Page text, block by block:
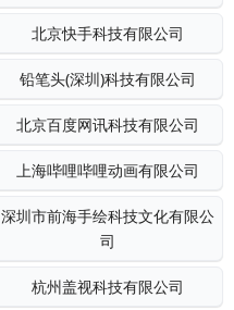
北京快手科技有限公司
铅笔头(深圳)科技有限公司
北京百度网讯科技有限公司
上海哔哩哔哩动画有限公司
深圳市前海手绘科技文化有限公
司
杭州盖视科技有限公司